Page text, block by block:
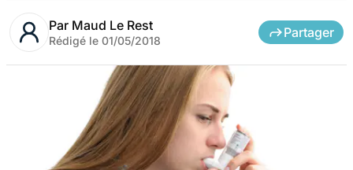
Par Maud Le Rest
Rédigé le 01/05/2018
Partager